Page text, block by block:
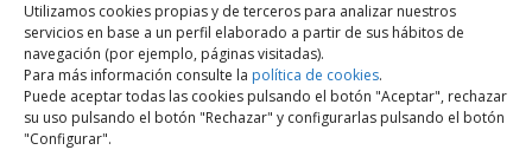
Utilizamos cookies propias y de terceros para analizar nuestros
servicios en base a un perfil elaborado a partir de sus hábitos de
navegación (por ejemplo, páginas visitadas).
Para más información consulte la política de cookies.
Puede aceptar todas las cookies pulsando el botón "Aceptar", rechazar
su uso pulsando el botón "Rechazar" y configurarlas pulsando el botón
"Configurar".